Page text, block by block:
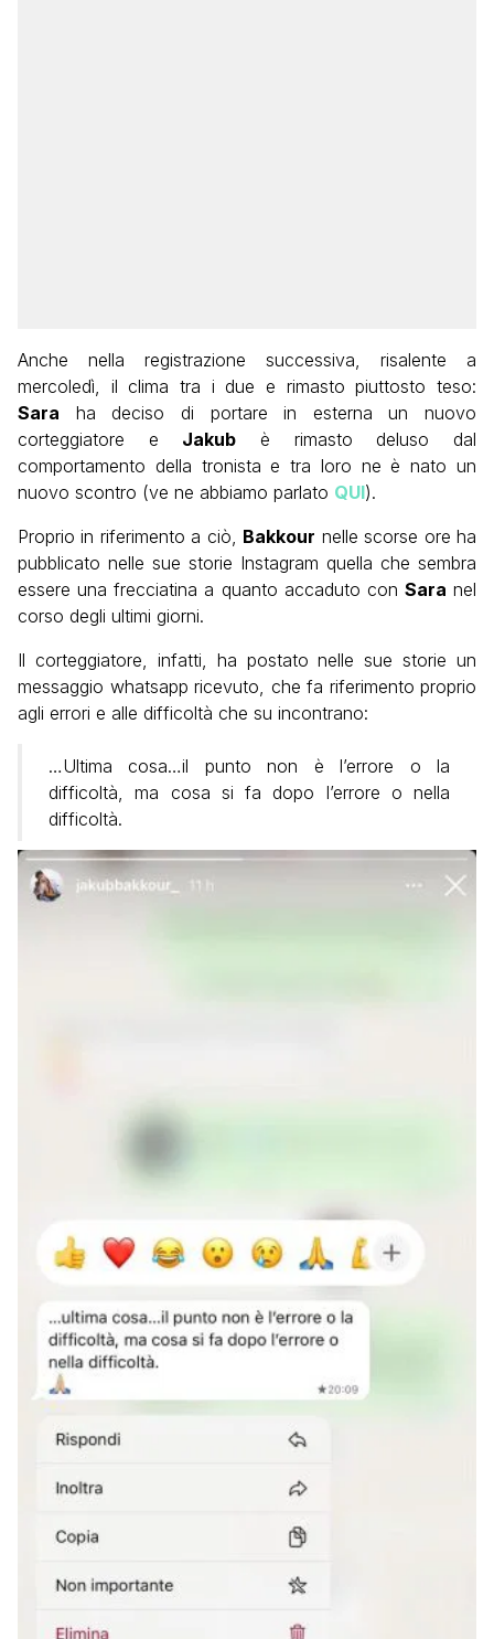
Anche nella registrazione successiva, risalente a
mercoledì, il clima tra i due e rimasto piuttosto teso:
Sara ha deciso di portare in esterna un nuovo
corteggiatore e Jakub è rimasto deluso dal
comportamento della tronista e tra loro ne è nato un
nuovo scontro (ve ne abbiamo parlato QUI).
Proprio in riferimento a ciò, Bakkour nelle scorse ore ha
pubblicato nelle sue storie Instagram quella che sembra
essere una frecciatina a quanto accaduto con Sara nel
corso degli ultimi giorni.
Il corteggiatore, infatti, ha postato nelle sue storie un
messaggio whatsapp ricevuto, che fa riferimento proprio
agli errori e alle difficoltà che su incontrano:
…Ultima cosa…il punto non è l’errore o la
difficoltà, ma cosa si fa dopo l’errore o nella
difficoltà.